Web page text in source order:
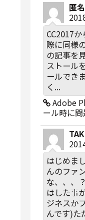
匿名
CC2017
際に同様
の記事を
ストール
ールでき
く...
Adobe
ール時に
はじめま
んのファ
な、、、
はした事
ジネスか
んです)た